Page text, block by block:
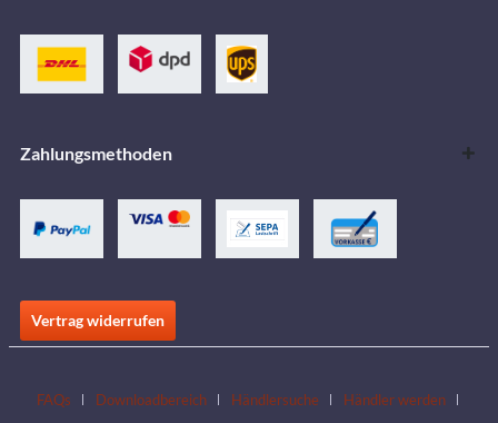
Zahlungsmethoden
Vertrag widerrufen
FAQs Downloadbereich Händlersuche Händler werden